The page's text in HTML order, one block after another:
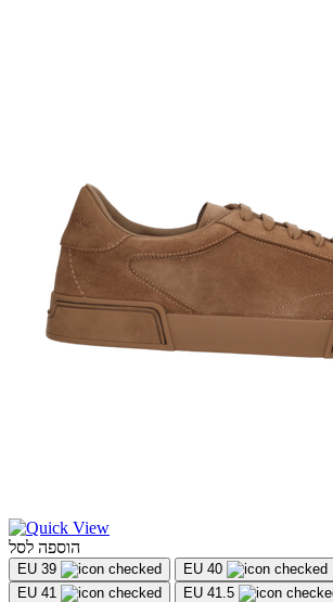
הוספה לסל
EU 39
EU 40
EU 41
EU 41.5